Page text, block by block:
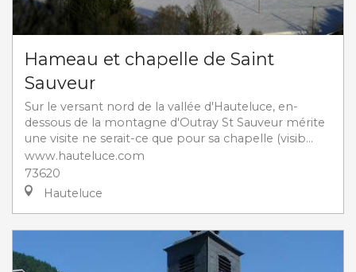
Hameau et chapelle de Saint
Sauveur
Sur le versant nord de la vallée d'Hauteluce, en-
dessous de la montagne d'Outray St Sauveur mérite
une visite ne serait-ce que pour sa chapelle (visib...
www.hauteluce.com
73620
Hauteluce